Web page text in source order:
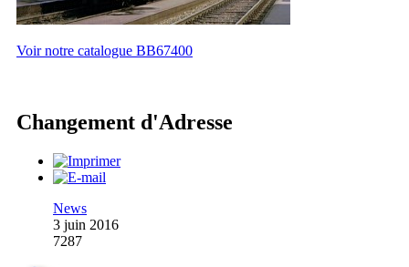
Voir notre catalogue BB67400
Changement d'Adresse
News
3 juin 2016
7287